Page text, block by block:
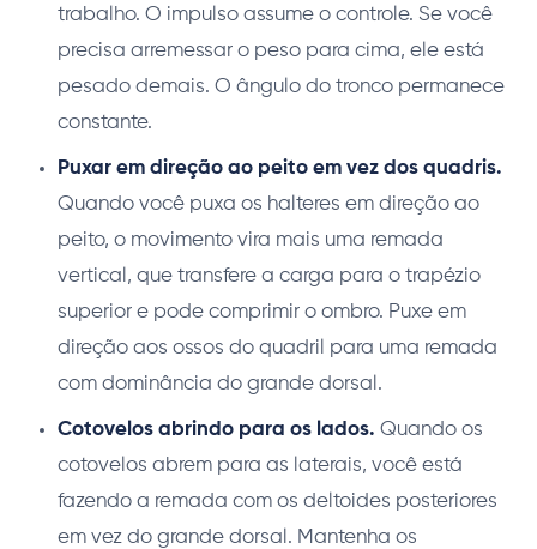
trabalho. O impulso assume o controle. Se você
precisa arremessar o peso para cima, ele está
pesado demais. O ângulo do tronco permanece
constante.
Puxar em direção ao peito em vez dos quadris.
Quando você puxa os halteres em direção ao
peito, o movimento vira mais uma remada
vertical, que transfere a carga para o trapézio
superior e pode comprimir o ombro. Puxe em
direção aos ossos do quadril para uma remada
com dominância do grande dorsal.
Cotovelos abrindo para os lados. Quando os
cotovelos abrem para as laterais, você está
fazendo a remada com os deltoides posteriores
em vez do grande dorsal. Mantenha os